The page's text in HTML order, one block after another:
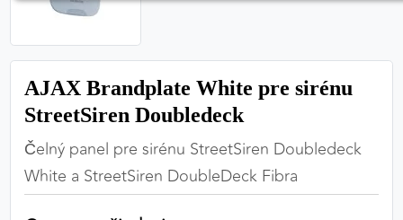
AJAX Brandplate White pre sirénu
StreetSiren Doubledeck
Čelný panel pre sirénu StreetSiren Doubledeck
White a StreetSiren DoubleDeck Fibra
(vždy aktívne, nemožno vypnúť)
Tieto cookies sú potrebné na správne fungovanie
zabezpečiť jej plnú funkčnosť.